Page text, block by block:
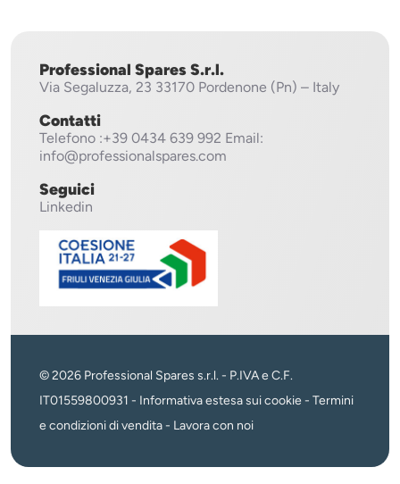
Professional Spares S.r.l.
Via Segaluzza, 23 33170 Pordenone (Pn) – Italy
Contatti
Telefono :+39 0434 639 992 Email:
info@professionalspares.com
Seguici
Linkedin
© 2026 Professional Spares s.r.l. - P.IVA e C.F.
IT01559800931 - Informativa estesa sui cookie - Termini
e condizioni di vendita- Lavora con noi